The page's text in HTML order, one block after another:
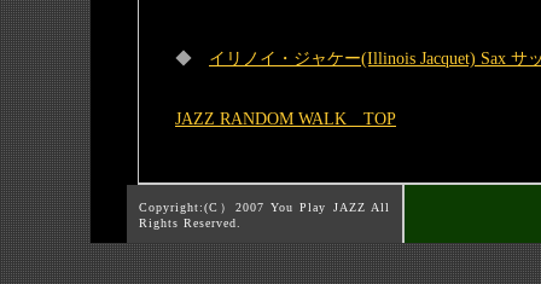
◆ イリノイ・ジャケー(Illinois Jacquet) Sax サ
JAZZ RANDOM WALK TOP
Copyright:(C）2007 You Play JAZZ All
Rights Reserved.